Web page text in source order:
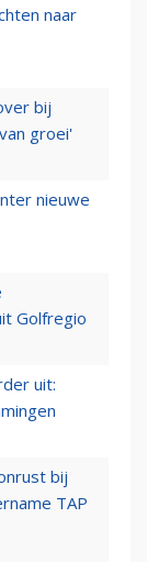
naar
bij
groei'
nieuwe
Golfregio
uit:
bij
TAP